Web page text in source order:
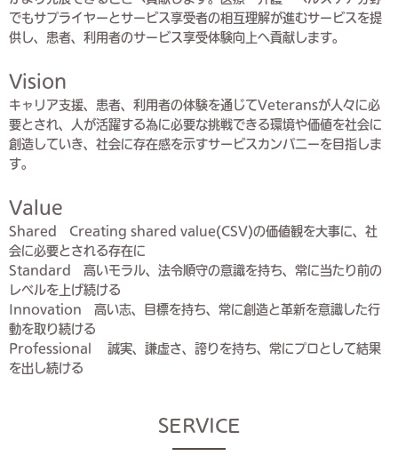
でもサプライヤーとサービス享受者の相互理解が進むサービスを提
供し、患者、利用者のサービス享受体験向上へ貢献します。
Vision
キャリア支援、患者、利用者の体験を通じてVeteransが人々に必
要とされ、人が活躍する為に必要な挑戦できる環境や価値を社会に
創造していき、社会に存在感を示すサービスカンパニーを目指しま
す。
Value
Shared
Creating shared value(CSV)の価値観を大事に、社
会に必要とされる存在に
Standard
高いモラル、法令順守の意識を持ち、常に当たり前の
レベルを上げ続ける
Innovation 高い志、目標を持ち、常に創造と革新を意識した行
動を取り続ける
Professional
誠実、謙虚さ、誇りを持ち、常にプロとして結果
を出し続ける
SERVICE